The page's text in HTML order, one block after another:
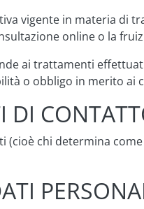
vigente in materia di
online o la
ai trattamenti
o obbligo in merito ai
DI
chi determina